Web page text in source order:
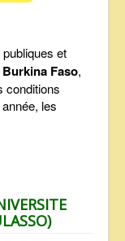
et
Burkina Faso,
conditions
les